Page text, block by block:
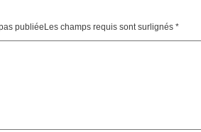
publiéeLes champs requis sont surlignés *